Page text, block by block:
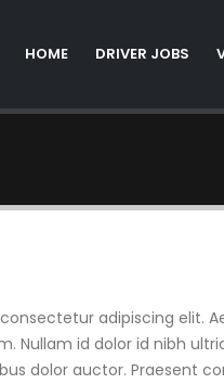
HOME DRIVER JOBS
adipiscing elit.
Nullam id dolor id nibh
dolor auctor. Praesent